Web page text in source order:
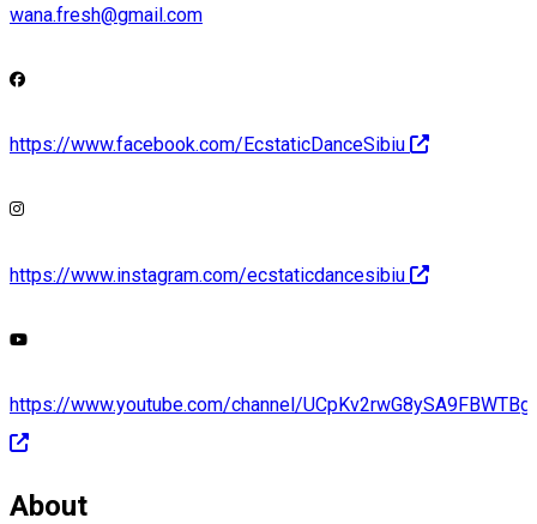
wana.fresh@gmail.com
https://www.facebook.com/EcstaticDanceSibiu
https://www.instagram.com/ecstaticdancesibiu
https://www.youtube.com/channel/
About